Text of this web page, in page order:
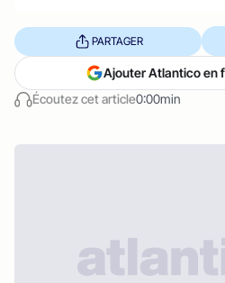
Écoutez cet article0:00min
PARTAGER
Ajouter Atlantico en